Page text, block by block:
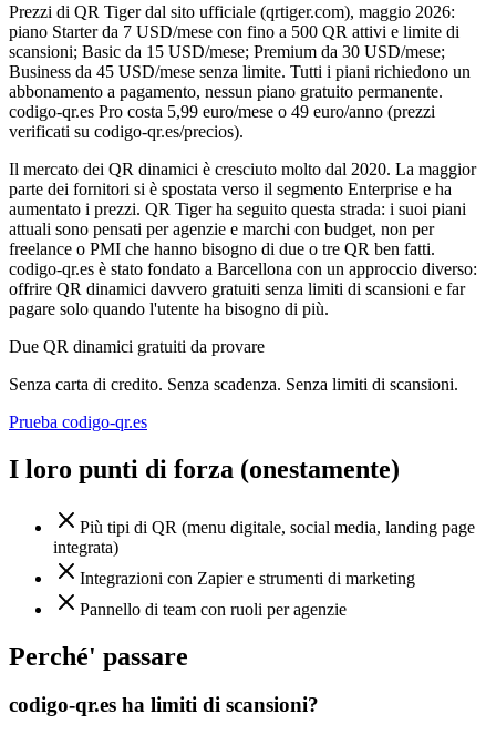
Prezzi di QR Tiger dal sito ufficiale (qrtiger.com), maggio 2026:
piano Starter da 7 USD/mese con fino a 500 QR attivi e limite di
scansioni; Basic da 15 USD/mese; Premium da 30 USD/mese;
Business da 45 USD/mese senza limite. Tutti i piani richiedono un
abbonamento a pagamento, nessun piano gratuito permanente.
codigo-qr.es Pro costa 5,99 euro/mese o 49 euro/anno (prezzi
verificati su codigo-qr.es/precios).
Il mercato dei QR dinamici è cresciuto molto dal 2020. La maggior
parte dei fornitori si è spostata verso il segmento Enterprise e ha
aumentato i prezzi. QR Tiger ha seguito questa strada: i suoi piani
attuali sono pensati per agenzie e marchi con budget, non per
freelance o PMI che hanno bisogno di due o tre QR ben fatti.
codigo-qr.es è stato fondato a Barcellona con un approccio diverso:
offrire QR dinamici davvero gratuiti senza limiti di scansioni e far
pagare solo quando l'utente ha bisogno di più.
Due QR dinamici gratuiti da provare
Senza carta di credito. Senza scadenza. Senza limiti di scansioni.
Prueba codigo-qr.es
I loro punti di forza (onestamente)
Più tipi di QR (menu digitale, social media, landing page
integrata)
Integrazioni con Zapier e strumenti di marketing
Pannello di team con ruoli per agenzie
Perché' passare
codigo-qr.es ha limiti di scansioni?